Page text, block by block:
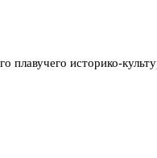
плавучего историко-